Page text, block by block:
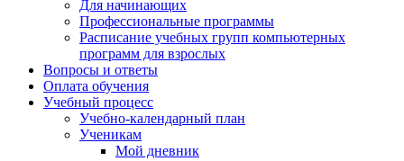
Для начинающих
Профессиональные программы
Расписание учебных групп компьютерных
программ для взрослых
Вопросы и ответы
Оплата обучения
Учебный процесс
Учебно-календарный план
Ученикам
Мой дневник